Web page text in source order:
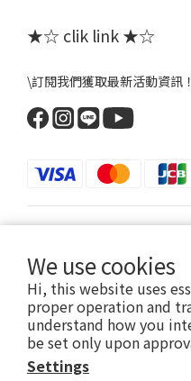
We use cookies
Hi, this website uses
proper operation and
understand how you
be set only upon
Settings
★☆ clik link ★☆
\訂閱我們獲取最新活動資訊
提醒您，粉粉FANFANS不會